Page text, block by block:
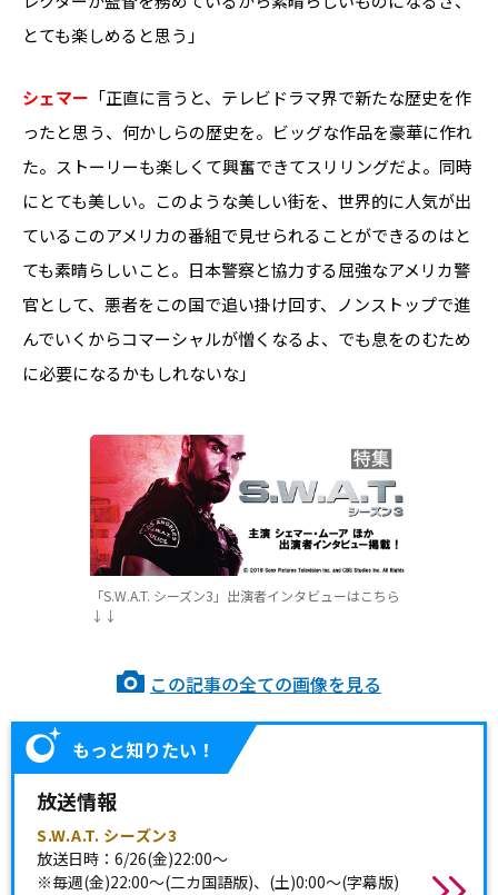
とても楽しめると思う」
シェマー 「正直に言うと、テレビドラマ界で新たな歴史を作
ったと思う、何かしらの歴史を。ビッグな作品を豪華に作れ
た。ストーリーも楽しくて興奮できてスリリングだよ。同時
にとても美しい。このような美しい街を、世界的に人気が出
ているこのアメリカの番組で見せられることができるのはと
ても素晴らしいこと。日本警察と協力する屈強なアメリカ警
官として、悪者をこの国で追い掛け回す、ノンストップで進
んでいくからコマーシャルが憎くなるよ、でも息をのむため
に必要になるかもしれないな」
「S.W.A.T. シーズン3」出演者インタビューはこちら
↓↓
この記事の全ての画像を見る
もっと知りたい！
放送情報
S.W.A.T. シーズン3
放送日時：6/26(金)22:00～
※毎週(金)22:00～(二カ国語版)、(土)0:00～(字幕版)